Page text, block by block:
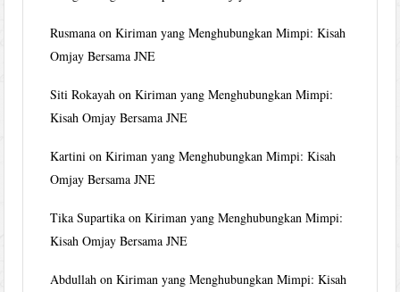
Rusmana onKiriman yang Menghubungkan Mimpi: Kisah
Omjay Bersama JNE
Siti Rokayah onKiriman yang Menghubungkan Mimpi:
Kisah Omjay Bersama JNE
Kartini onKiriman yang Menghubungkan Mimpi: Kisah
Omjay Bersama JNE
Tika Supartika onKiriman yang Menghubungkan Mimpi:
Kisah Omjay Bersama JNE
Abdullah onKiriman yang Menghubungkan Mimpi: Kisah